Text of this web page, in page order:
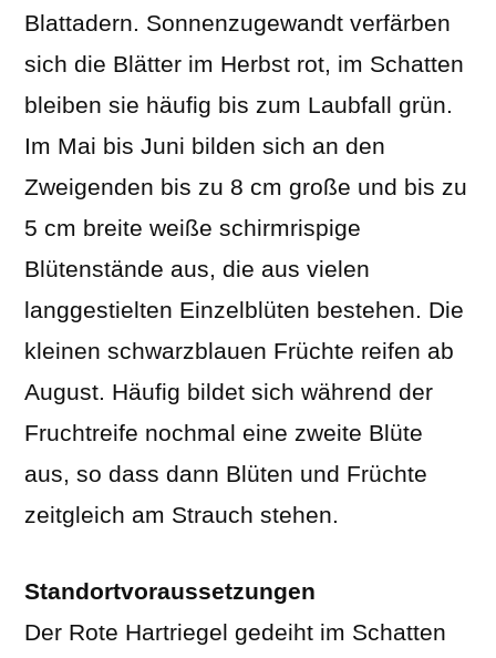
Blattadern. Sonnenzugewandt verfärben
sich die Blätter im Herbst rot, im Schatten
bleiben sie häufig bis zum Laubfall grün.
Im Mai bis Juni bilden sich an den
Zweigenden bis zu 8 cm große und bis zu
5 cm breite weiße schirmrispige
Blütenstände aus, die aus vielen
langgestielten Einzelblüten bestehen. Die
kleinen schwarzblauen Früchte reifen ab
August. Häufig bildet sich während der
Fruchtreife nochmal eine zweite Blüte
aus, so dass dann Blüten und Früchte
zeitgleich am Strauch stehen.
Standortvoraussetzungen
Der Rote Hartriegel gedeiht im Schatten